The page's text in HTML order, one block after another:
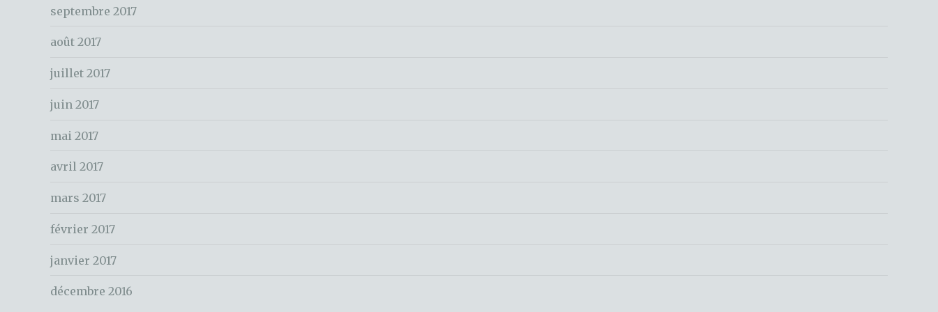
e
:
septembre 2017
août 2017
juillet 2017
juin 2017
mai 2017
avril 2017
mars 2017
février 2017
janvier 2017
décembre 2016